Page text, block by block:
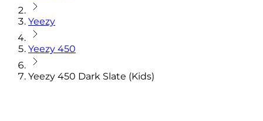
Yeezy
Yeezy 450
Yeezy 450 Dark Slate (Kids)